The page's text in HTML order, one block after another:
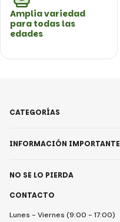
Amplia variedad
para todas las
edades
CONTACTO
Lunes - Viernes (9:00 - 17:00)
CATEGORÍAS
INFORMACIÓN IMPORTANTE
NO SE LO PIERDA